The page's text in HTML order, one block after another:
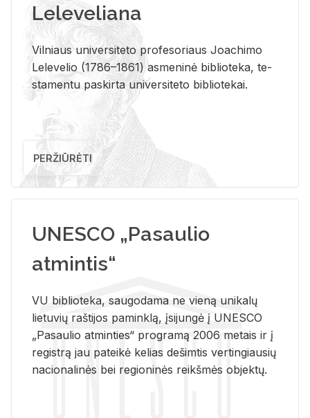
Leleveliana
Vil­niaus uni­ver­si­te­to pro­fe­so­riaus Jo­a­chi­mo
Le­le­ve­lio (1786–1861) as­me­ni­nė bi­b­lio­te­ka, te­
sta­men­tu pa­skir­ta uni­ver­si­te­to bi­b­lio­te­kai.
PERŽIŪRĖTI
UNESCO „Pasaulio
atmintis“
VU biblioteka, saugodama ne vieną unikalų
lietuvių raštijos paminklą, įsijungė į UNESCO
„Pasaulio atminties“ programą 2006 metais ir į
registrą jau pateikė kelias dešimtis vertingiausių
nacionalinės bei regioninės reikšmės objektų.